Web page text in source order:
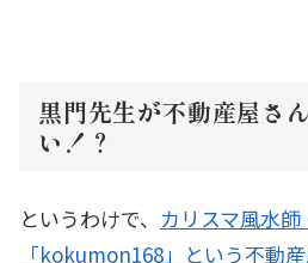
黒門先生が不動産屋さ
い！？
というわけで、 カリスマ風水
「kokumon168」という不動